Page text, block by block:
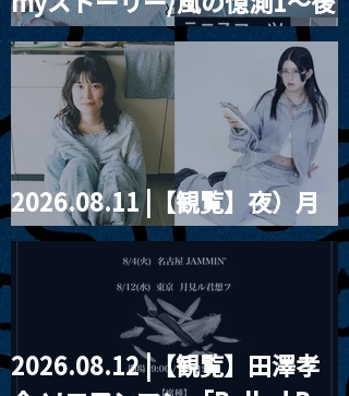
藤まりこアコースティック
violence POPとテニスコー
ツ」
2026.08.11 |【観覧】夜）月
見ル君想フpre. Sugar Shock
2026.08.12 |【観覧】田澤孝